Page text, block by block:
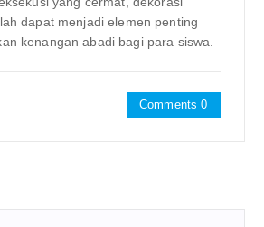
dapat menjadi elemen penting
kenangan abadi bagi para siswa.
Comments 0